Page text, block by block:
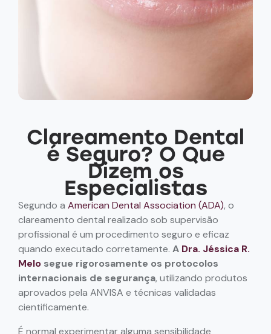
Clareamento Dental
é Seguro? O Que
Dizem os
Especialistas
Segundo a American Dental Association (ADA), o
clareamento dental realizado sob supervisão
profissional é um procedimento seguro e eficaz
quando executado corretamente. A Dra. Jéssica R.
Melo segue rigorosamente os protocolos
internacionais de segurança, utilizando produtos
aprovados pela ANVISA e técnicas validadas
cientificamente.
É normal experimentar alguma sensibilidade